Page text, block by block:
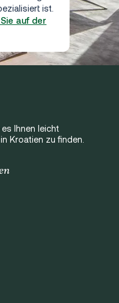
ist.
auf der
Ihnen leicht
Kroatien zu finden.